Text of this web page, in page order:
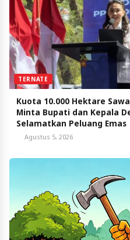
TERNATE
Kuota 10.000 Hektare
Minta Bupati dan Kepala
Selamatkan Peluang Emas
Agustus 5, 2026